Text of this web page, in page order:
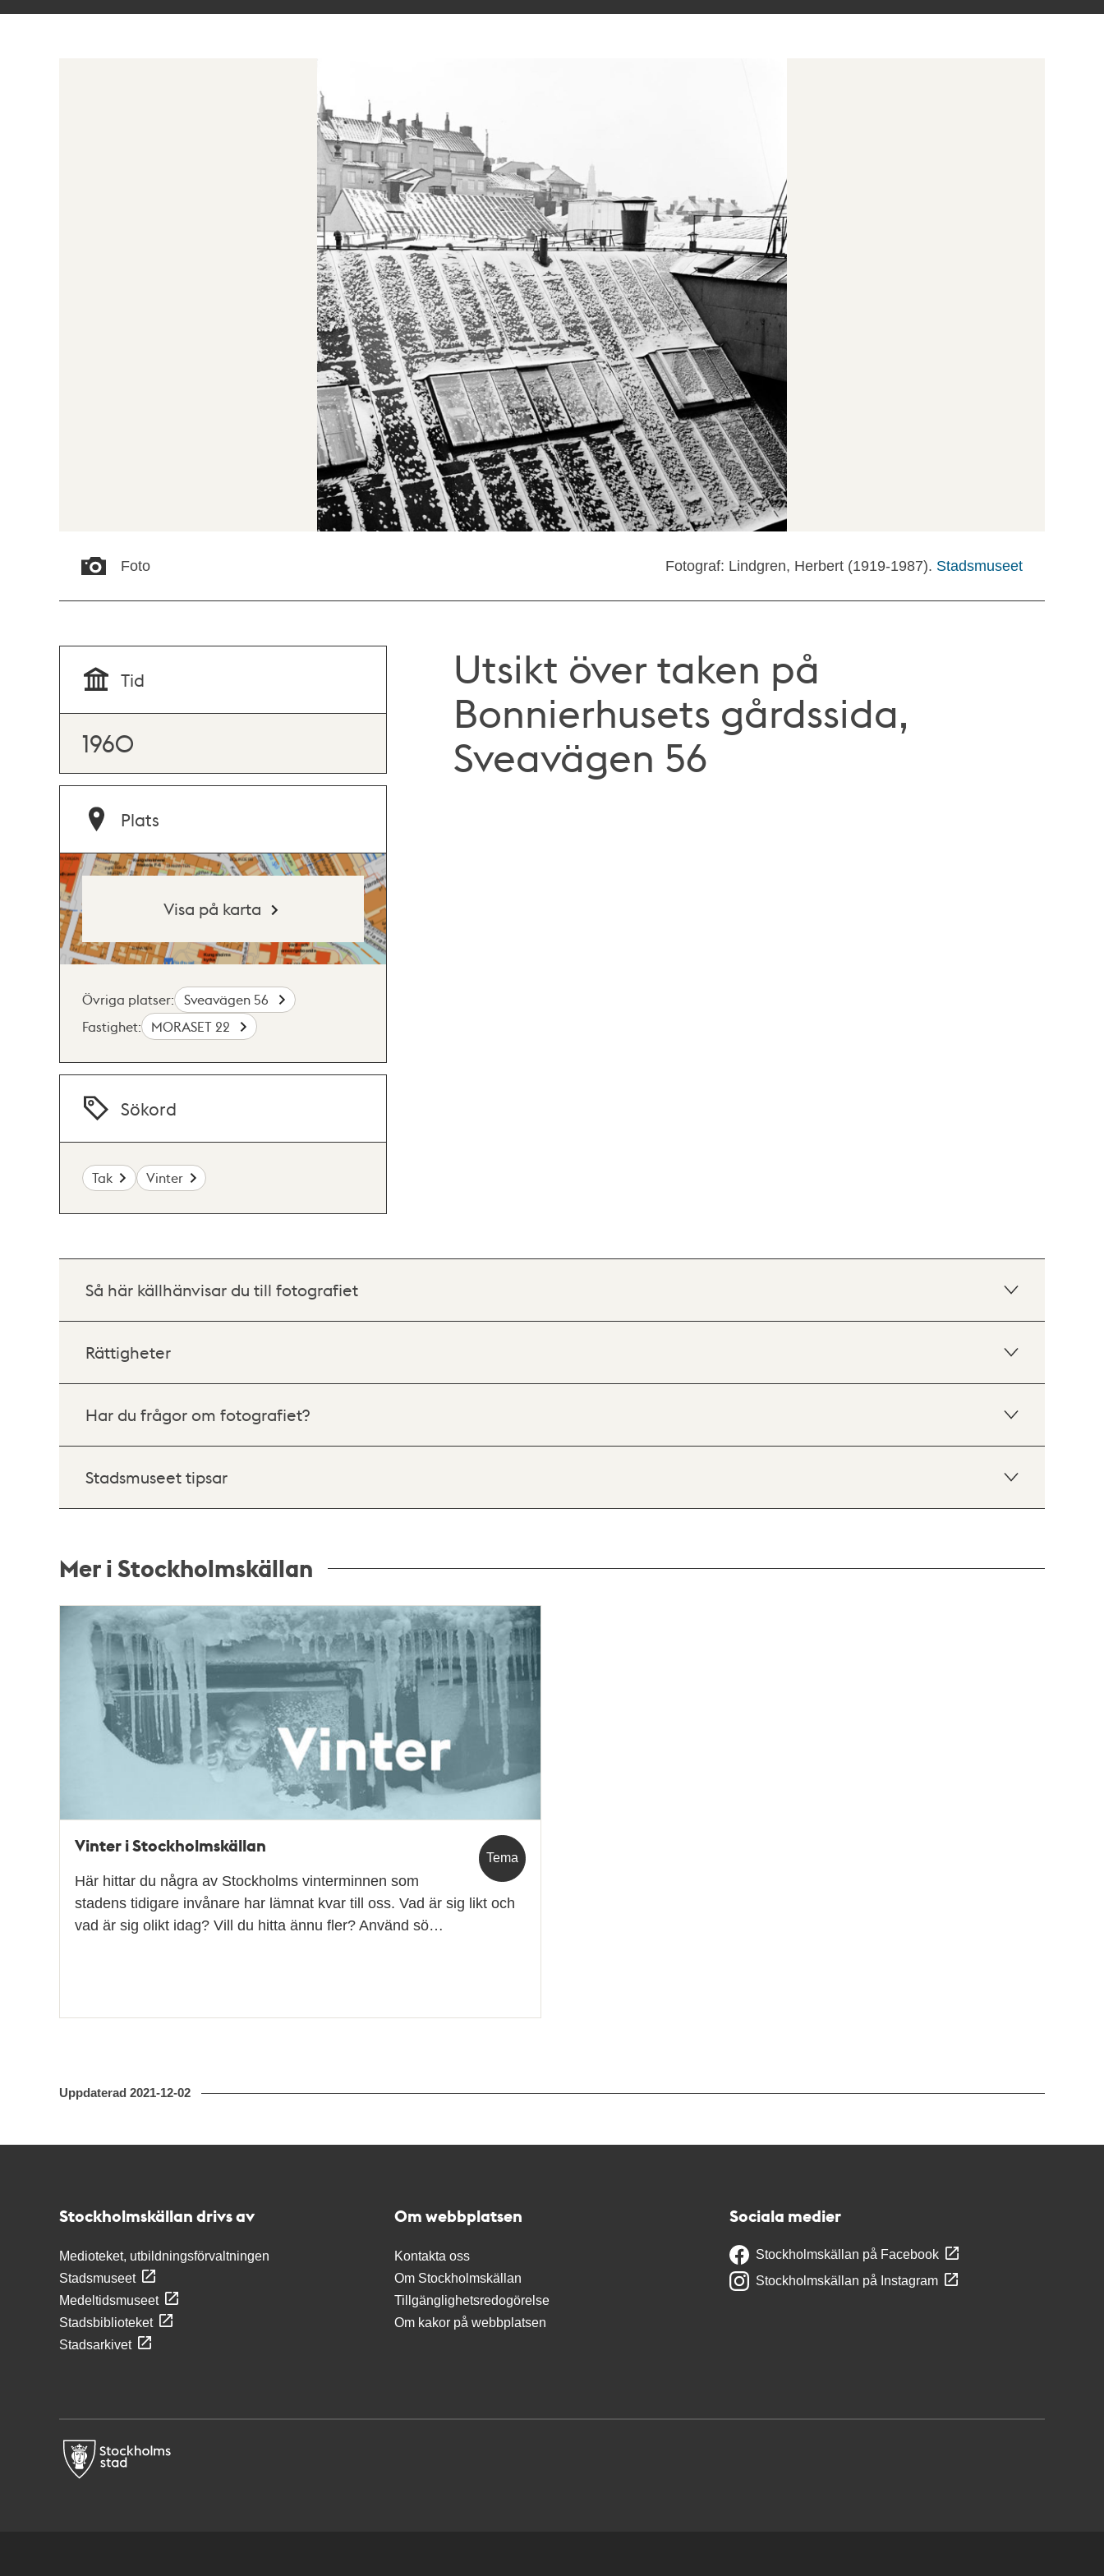
Foto Fotograf: Lindgren, Herbert (1919-1987). Stadsmuseet
Utsikt över taken på
Bonnierhusets gårdssida,
Sveavägen 56
Tid
1960
Plats
Visa på karta
Övriga platser:
Sveavägen 56
Fastighet:
MORASET 22
Sökord
Tak Vinter
Så här källhänvisar du till fotografiet
Rättigheter
Har du frågor om fotografiet?
Stadsmuseet tipsar
Mer i Stockholmskällan
Relaterade
poster
teman
Tema
Vinter i Stockholmskällan
Här hittar du några av Stockholms vinterminnen som
stadens tidigare invånare har lämnat kvar till oss. Vad är sig likt och
vad är sig olikt idag? Vill du hitta ännu fler? Använd sö…
Uppdaterad 2021-12-02
Stockholmskällan drivs av
Medioteket, utbildningsförvaltningen
Stadsmuseet
Medeltidsmuseet
Stadsbiblioteket
Stadsarkivet
Om webbplatsen
Kontakta oss
Om Stockholmskällan
Tillgänglighetsredogörelse
Om kakor på webbplatsen
Sociala medier
Stockholmskällan på Facebook
Stockholmskällan på Instagram